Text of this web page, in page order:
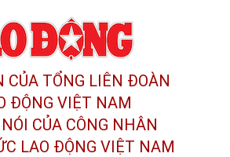
CỦA TỔNG LIÊN ĐOÀN
ĐỘNG VIỆT NAM
CỦA CÔNG NHÂN
LAO ĐỘNG VIỆT NAM